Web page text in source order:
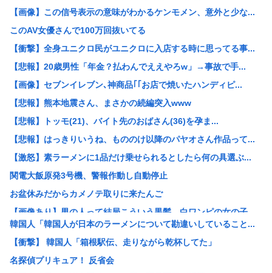
【画像】この信号表示の意味がわかるケンモメン、意外と少な...
このAV女優さんで100万回抜いてる
【衝撃】全身ユニクロ民がユニクロに入店する時に思ってる事...
【悲報】20歳男性「年金？払わんでええやろw」→事故で手...
【画像】セブンイレブン､神商品｢｢お店で焼いたハンディピ...
【悲報】熊本地震さん、まさかの続編突入www
【悲報】トッモ(21)、バイト先のおばさん(36)を孕ま...
【悲報】はっきりいうね、もののけ以降のパヤオさん作品って...
【激怒】素ラーメンに1品だけ乗せられるとしたら何の具選ぶ...
関電大飯原発3号機、警報作動し自動停止
お盆休みだからカメノテ取りに来たんご
【画像あり】男の人って結局こういう黒髪、白ワンピの女の子...
【正論】インデックス投資で「20年後に資産2倍！」とか言...
【悲報】素ラーメンに1品だけ乗せられるとしたら何の具選ぶ...
【画像】30年前の『9月の気温』ガチで異常事態だったww...
韓国人「韓国人が日本のラーメンについて勘違いしていること...
【衝撃】 韓国人「箱根駅伝、走りながら乾杯してた」
名探偵プリキュア！ 反省会